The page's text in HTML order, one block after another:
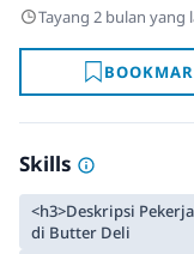
Tayang 2 bulan yang
Skills
<h3>Deskripsi
di Butter Deli